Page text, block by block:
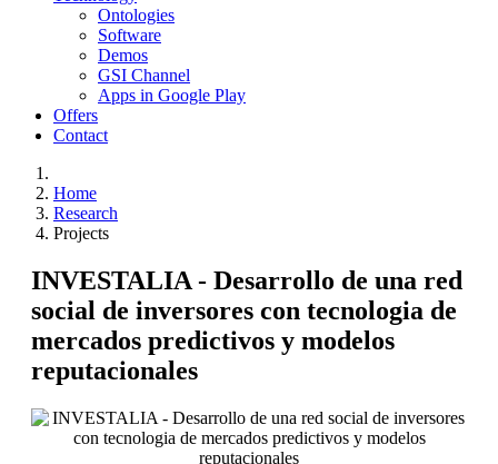
Ontologies
Software
Demos
GSI Channel
Apps in Google Play
Offers
Contact
Home
Research
Projects
INVESTALIA - Desarrollo de una red
social de inversores con tecnologia de
mercados predictivos y modelos
reputacionales